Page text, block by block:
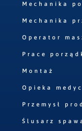
Mechanika
Mechanika
Operator
Prace
Montaż
Opieka
Przemysł
Ślusarz